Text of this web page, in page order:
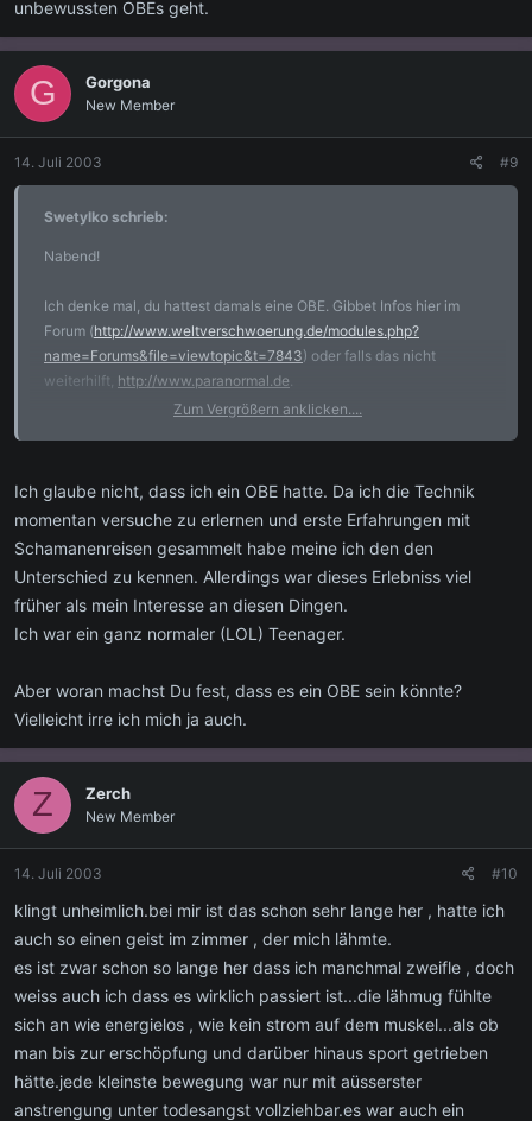
unbewussten OBEs geht.
G Gorgona
New Member
14. Juli 2003 #9
Swetylko schrieb:
Nabend!
Ich denke mal, du hattest damals eine OBE. Gibbet Infos hier im
Forum (http://www.weltverschwoerung.de/modules.php?
name=Forums&file=viewtopic&t=7843) oder falls das nicht
weiterhilft, http://www.paranormal.de
Zum Vergrößern anklicken....
Ich glaube nicht, dass ich ein OBE hatte. Da ich die Technik
momentan versuche zu erlernen und erste Erfahrungen mit
Schamanenreisen gesammelt habe meine ich den den
Unterschied zu kennen. Allerdings war dieses Erlebniss viel
früher als mein Interesse an diesen Dingen.
Ich war ein ganz normaler (LOL) Teenager.
Aber woran machst Du fest, dass es ein OBE sein könnte?
Vielleicht irre ich mich ja auch.
Z Zerch
New Member
14. Juli 2003 #10
klingt unheimlich.bei mir ist das schon sehr lange her , hatte ich
auch so einen geist im zimmer , der mich lähmte.
es ist zwar schon so lange her dass ich manchmal zweifle , doch
weiss auch ich dass es wirklich passiert ist...die lähmug fühlte
sich an wie energielos , wie kein strom auf dem muskel...als ob
man bis zur erschöpfung und darüber hinaus sport getrieben
hätte.jede kleinste bewegung war nur mit aüsserster
anstrengung unter todesangst vollziehbar.es war auch ein